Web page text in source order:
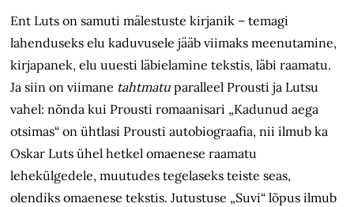
Ent Luts on samuti mälestuste kirjanik – temagi
lahenduseks elu kaduvusele jääb viimaks meenutamine,
kirjapanek, elu uuesti läbielamine tekstis, läbi raamatu.
Ja siin on viimane tahtmatu paralleel Prousti ja Lutsu
vahel: nõnda kui Prousti romaanisari „Kadunud aega
otsimas“ on ühtlasi Prousti autobiograafia, nii ilmub ka
Oskar Luts ühel hetkel omaenese raamatu
lehekülgedele, muutudes tegelaseks teiste seas,
olendiks omaenese tekstis. Jutustuse „Suvi“ lõpus ilmub